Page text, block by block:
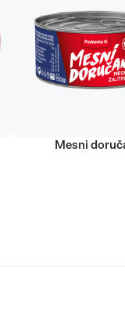
Mesni